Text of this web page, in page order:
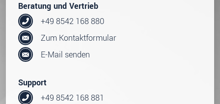
Beratung und Vertrieb
+49 8542 168 880
Zum Kontaktformular
E-Mail senden
Support
+49 8542 168 881